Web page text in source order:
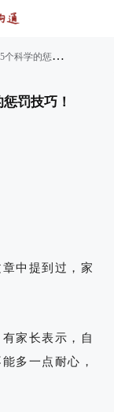
自
闭症孩子犯错要打吗？分享5个科学的惩罚技巧！
罚技巧！
中提到过，家
有家长表示，自
多一点耐心，